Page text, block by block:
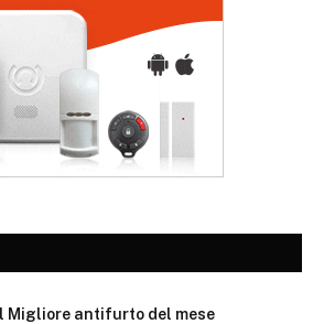
Il Migliore antifurto del mese